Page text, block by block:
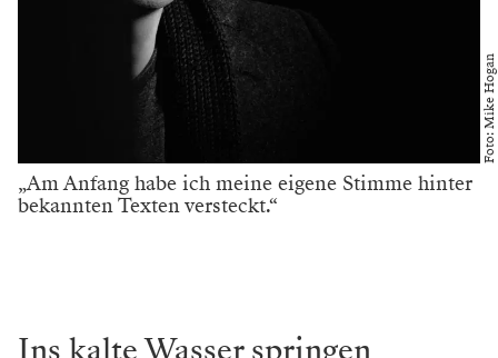
Foto: Mike Hogan
„Am Anfang habe ich meine eigene Stimme hinter
bekannten Texten versteckt.“